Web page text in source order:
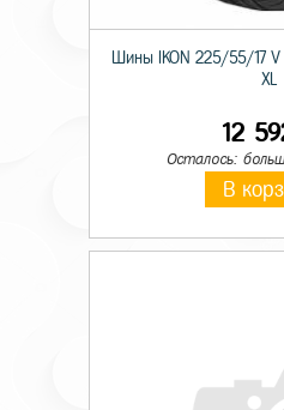
Шины IKON 225/55/17 V
XL
12
Осталось:
В